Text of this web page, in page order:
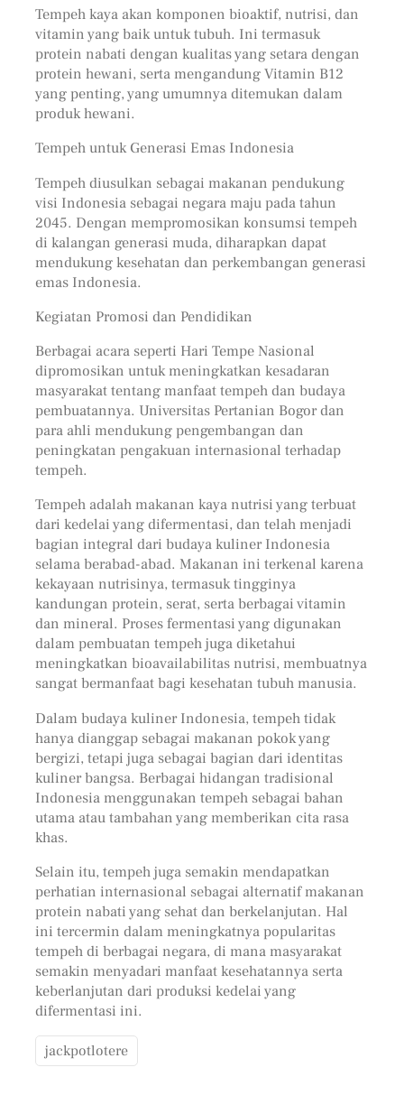
Tempeh kaya akan komponen bioaktif, nutrisi, dan
vitamin yang baik untuk tubuh. Ini termasuk
protein nabati dengan kualitas yang setara dengan
protein hewani, serta mengandung Vitamin B12
yang penting, yang umumnya ditemukan dalam
produk hewani.
Tempeh untuk Generasi Emas Indonesia
Tempeh diusulkan sebagai makanan pendukung
visi Indonesia sebagai negara maju pada tahun
2045. Dengan mempromosikan konsumsi tempeh
di kalangan generasi muda, diharapkan dapat
mendukung kesehatan dan perkembangan generasi
emas Indonesia.
Kegiatan Promosi dan Pendidikan
Berbagai acara seperti Hari Tempe Nasional
dipromosikan untuk meningkatkan kesadaran
masyarakat tentang manfaat tempeh dan budaya
pembuatannya. Universitas Pertanian Bogor dan
para ahli mendukung pengembangan dan
peningkatan pengakuan internasional terhadap
tempeh.
Tempeh adalah makanan kaya nutrisi yang terbuat
dari kedelai yang difermentasi, dan telah menjadi
bagian integral dari budaya kuliner Indonesia
selama berabad-abad. Makanan ini terkenal karena
kekayaan nutrisinya, termasuk tingginya
kandungan protein, serat, serta berbagai vitamin
dan mineral. Proses fermentasi yang digunakan
dalam pembuatan tempeh juga diketahui
meningkatkan bioavailabilitas nutrisi, membuatnya
sangat bermanfaat bagi kesehatan tubuh manusia.
Dalam budaya kuliner Indonesia, tempeh tidak
hanya dianggap sebagai makanan pokok yang
bergizi, tetapi juga sebagai bagian dari identitas
kuliner bangsa. Berbagai hidangan tradisional
Indonesia menggunakan tempeh sebagai bahan
utama atau tambahan yang memberikan cita rasa
khas.
Selain itu, tempeh juga semakin mendapatkan
perhatian internasional sebagai alternatif makanan
protein nabati yang sehat dan berkelanjutan. Hal
ini tercermin dalam meningkatnya popularitas
tempeh di berbagai negara, di mana masyarakat
semakin menyadari manfaat kesehatannya serta
keberlanjutan dari produksi kedelai yang
difermentasi ini.
jackpotlotere